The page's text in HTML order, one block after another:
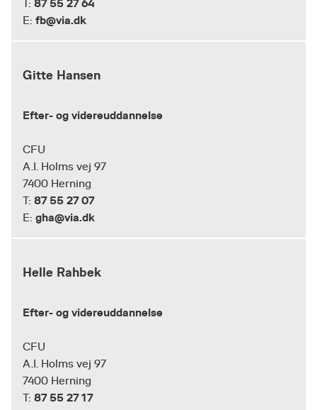
T: 87 55 27 64
E: fb@via.dk
Gitte Hansen
Efter- og videreuddannelse
CFU
A.I. Holms vej 97
7400 Herning
T: 87 55 27 07
E: gha@via.dk
Helle Rahbek
Efter- og videreuddannelse
CFU
A.I. Holms vej 97
7400 Herning
T: 87 55 27 17